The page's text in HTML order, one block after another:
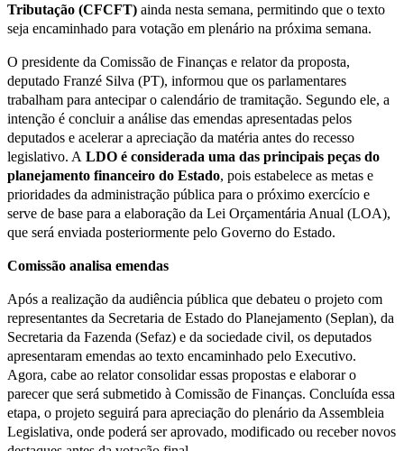
Tributação (CFCFT) ainda nesta semana, permitindo que o texto
seja encaminhado para votação em plenário na próxima semana.
O presidente da Comissão de Finanças e relator da proposta,
deputado Franzé Silva (PT), informou que os parlamentares
trabalham para antecipar o calendário de tramitação. Segundo ele, a
intenção é concluir a análise das emendas apresentadas pelos
deputados e acelerar a apreciação da matéria antes do recesso
legislativo. A LDO é considerada uma das principais peças do
planejamento financeiro do Estado, pois estabelece as metas e
prioridades da administração pública para o próximo exercício e
serve de base para a elaboração da Lei Orçamentária Anual (LOA),
que será enviada posteriormente pelo Governo do Estado.
Comissão analisa emendas
Após a realização da audiência pública que debateu o projeto com
representantes da Secretaria de Estado do Planejamento (Seplan), da
Secretaria da Fazenda (Sefaz) e da sociedade civil, os deputados
apresentaram emendas ao texto encaminhado pelo Executivo.
Agora, cabe ao relator consolidar essas propostas e elaborar o
parecer que será submetido à Comissão de Finanças. Concluída essa
etapa, o projeto seguirá para apreciação do plenário da Assembleia
Legislativa, onde poderá ser aprovado, modificado ou receber novos